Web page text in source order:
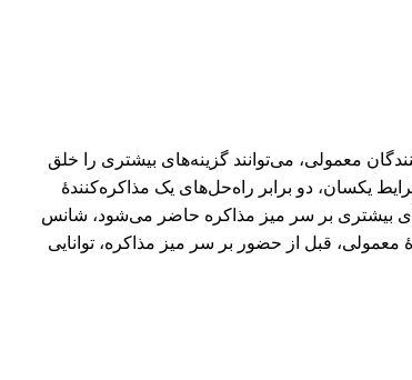
معمولی، می‌توانند گزینه‌های بیشتری را خلق
یکسان، دو برابر راه‌حل‌های یک مذاکره‌کنندۀ
بیشتری بر سر میز مذاکره حاضر می‌شود، شانس
قبل از حضور بر سر میز مذاکره، توانایی